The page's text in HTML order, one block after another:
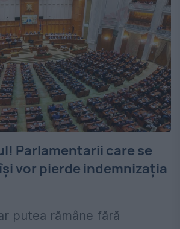
Parlamentarii care se
vor pierde indemnizația
putea rămâne fără